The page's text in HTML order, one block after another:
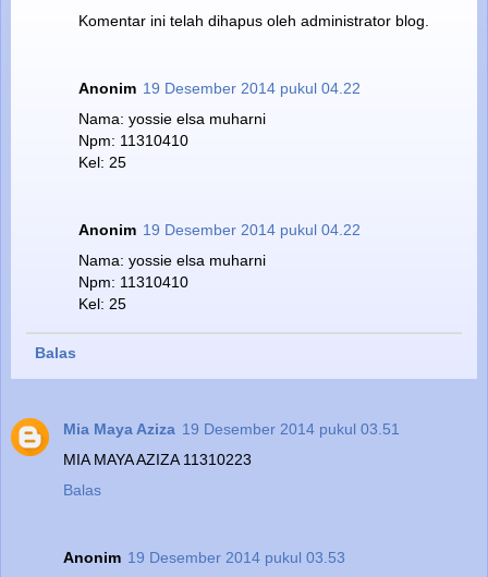
Komentar ini telah dihapus oleh administrator blog.
Anonim 19 Desember 2014 pukul 04.22
Nama: yossie elsa muharni
Npm: 11310410
Kel: 25
Anonim 19 Desember 2014 pukul 04.22
Nama: yossie elsa muharni
Npm: 11310410
Kel: 25
Balas
Mia Maya Aziza 19 Desember 2014 pukul 03.51
MIA MAYA AZIZA 11310223
Balas
Anonim 19 Desember 2014 pukul 03.53